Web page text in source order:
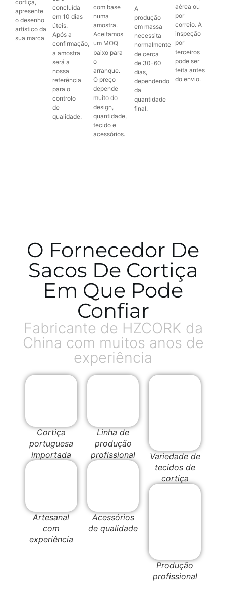
cortiça,
apresente
o desenho
artístico da
sua marca
concluída
em 10 dias
úteis.
Após a
confirmação,
a amostra
será a
nossa
referência
para o
controlo
de
qualidade.
com base
numa
amostra.
Aceitamos
um MOQ
baixo para
o
arranque.
O preço
depende
muito do
design,
quantidade,
tecido e
acessórios.
A
produção
em massa
necessita
normalmente
de cerca
de 30-60
dias,
dependendo
da
quantidade
final.
aérea ou
por
correio. A
inspeção
por
terceiros
pode ser
feita antes
do envio.
O Fornecedor De
Sacos De Cortiça
Em Que Pode
Confiar
Fabricante de HZCORK da
China com muitos anos de
experiência
Cortiça
portuguesa
importada
Artesanal
com
experiência
Linha de
produção
profissional
Acessórios
de qualidade
Variedade de
tecidos de
cortiça
Produção
profissional